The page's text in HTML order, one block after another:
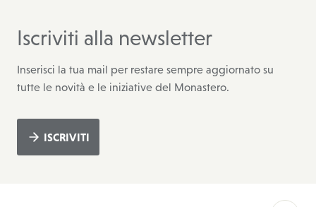
Iscriviti alla newsletter
Inserisci la tua mail per restare sempre aggiornato su
tutte le novità e le iniziative del Monastero.
ISCRIVITI